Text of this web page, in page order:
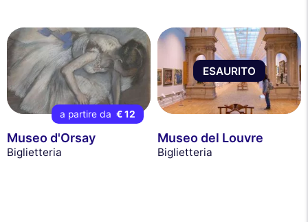
a partire da € 12
Museo d'Orsay
Biglietteria
ESAURITO
Museo del Louvre
Biglietteria